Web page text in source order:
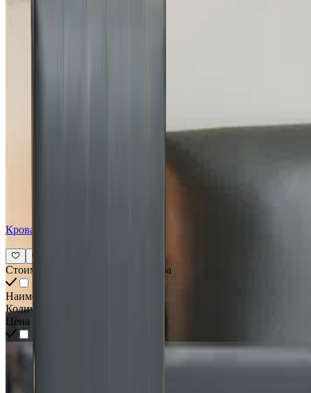
Кровать Lavera
Стоимость всех товаров интерьера
Наименование
Количество
Цена